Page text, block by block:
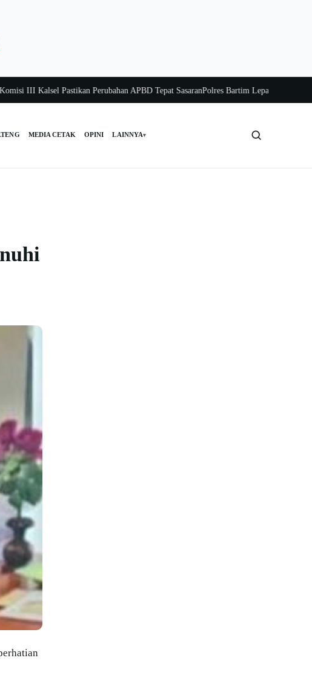
III Kalsel Pastikan Perubahan APBD Tepat SasaranPolres Bartim Lepas Bakti Sosial
MEDIA CETAK OPINI LAINNYA▾